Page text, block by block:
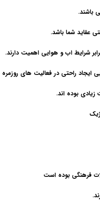
باشند.
عقاید شما باشد.
شرایط اب و هوایی اهمیت دارند.
راحتی در فعالیت های روزمره
بوده اند.
فرهنگی بوده است